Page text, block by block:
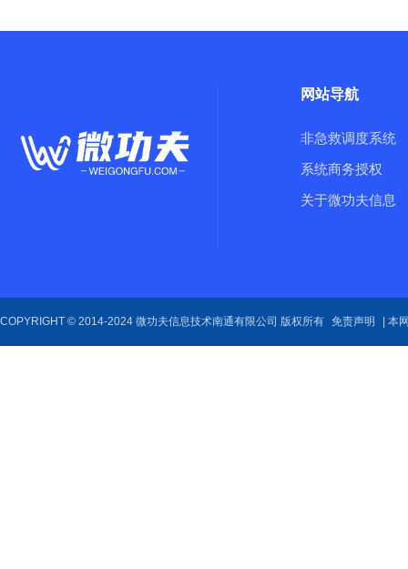
网站导航
非急救调度系统
系统商务授权
关于微功夫信息
COPYRIGHT © 2014-2024 微功夫信息技术南通有限公司 版权所有 免责声明 | 本